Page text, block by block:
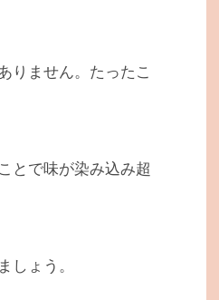
りません。たったこ
とで味が染み込み超
しょう。